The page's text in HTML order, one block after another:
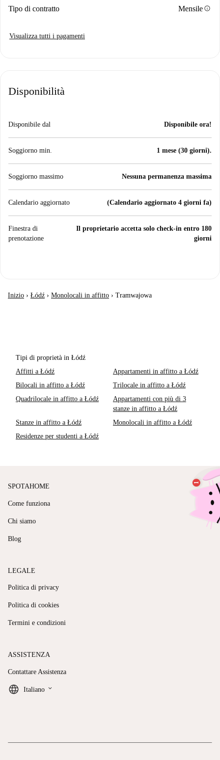
Tipo di contratto Mensileinfo
Visualizza tutti i pagamenti
Disponibilità
Disponibile dal Disponibile ora!
Soggiorno min. 1 mese (30 giorni).
Soggiorno massimo Nessuna permanenza massima
Calendario aggiornato (Calendario aggiornato 4 giorni fa)
Finestra di
prenotazione
Il proprietario accetta solo check-in entro 180
giorni
Inizio › Łódź › Monolocali in affitto › Tramwajowa
Tipi di proprietà in Łódź
Affitti a Łódź
Appartamenti in affitto a Łódź
Bilocali in affitto a Łódź
Trilocale in affitto a Łódź
Quadrilocale in affitto a Łódź
Appartamenti con più di 3
stanze in affitto a Łódź
Stanze in affitto a Łódź
Monolocali in affitto a Łódź
Residenze per studenti a Łódź
SPOTAHOME
Come funziona
Chi siamo
Blog
LEGALE
Politica di privacy
Politica di cookies
Termini e condizioni
ASSISTENZA
Contattare Assistenza
Italiano keyboard_arrow_down